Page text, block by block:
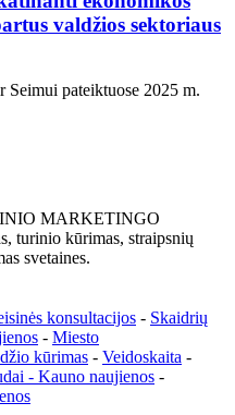
valdžios sektoriaus
Seimui pateiktuose 2025 m.
MARKETINGO
turinio kūrimas, straipsnių
svetaines.
konsultacijos - Skaidrių
- Miesto
kūrimas - Veidoskaita -
- Kauno naujienos -